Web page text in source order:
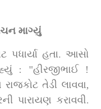
માગ્યું
હતા. આસો
: "હીરજીભાઈ !
તેડી લાવવા,
પારાયણ કરાવવી.